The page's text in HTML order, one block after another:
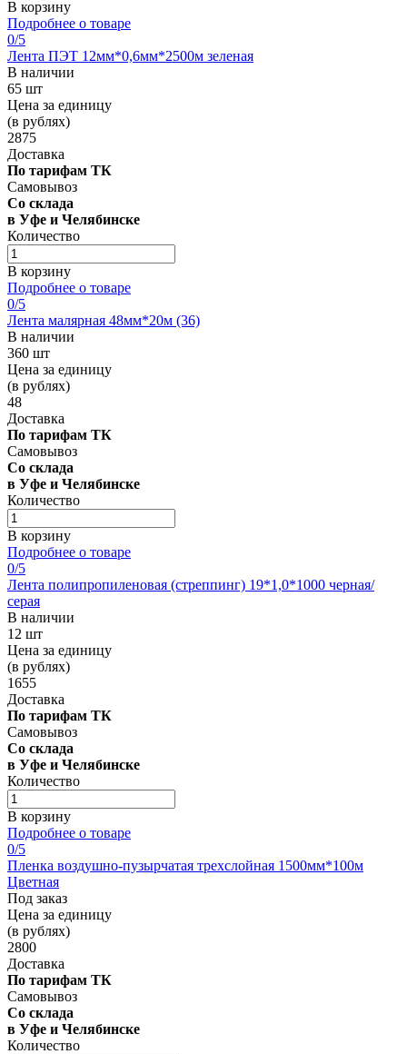
В корзину
Подробнее о товаре
0/5
Лента ПЭТ 12мм*0,6мм*2500м зеленая
В наличии
65 шт
Цена за единицу
(в рублях)
2875
Доставка
По тарифам ТК
Самовывоз
Со склада
в Уфе и Челябинске
Количество
В корзину
Подробнее о товаре
0/5
Лента малярная 48мм*20м (36)
В наличии
360 шт
Цена за единицу
(в рублях)
48
Доставка
По тарифам ТК
Самовывоз
Со склада
в Уфе и Челябинске
Количество
В корзину
Подробнее о товаре
0/5
Лента полипропиленовая (стреппинг) 19*1,0*1000 черная/
серая
В наличии
12 шт
Цена за единицу
(в рублях)
1655
Доставка
По тарифам ТК
Самовывоз
Со склада
в Уфе и Челябинске
Количество
В корзину
Подробнее о товаре
0/5
Пленка воздушно-пузырчатая трехслойная 1500мм*100м
Цветная
Под заказ
Цена за единицу
(в рублях)
2800
Доставка
По тарифам ТК
Самовывоз
Со склада
в Уфе и Челябинске
Количество